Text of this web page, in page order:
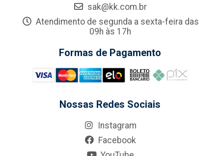
sak@kk.com.br
Atendimento de segunda a sexta-feira das
09h às 17h
Formas de Pagamento
Nossas Redes Sociais
Instagram
Facebook